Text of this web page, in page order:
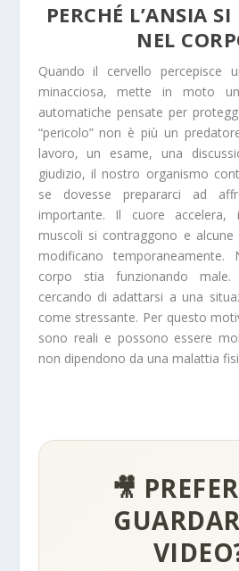
PERCHÉ L’ANSIA
NEL
Quando il cervello percepisce
minacciosa, mette in moto
automatiche pensate per
“pericolo” non è più un
lavoro, un esame, una
giudizio, il nostro organismo
se dovesse prepararci ad
importante. Il cuore
muscoli si contraggono e
modificano
corpo stia funzionando male.
cercando di adattarsi a una
come stressante. Per questo
sono reali e possono essere
non dipendono da una malattia
🎥